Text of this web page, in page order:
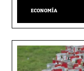
ECONOMÍA